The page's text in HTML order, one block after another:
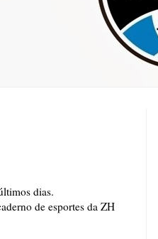
dias.
de esportes da ZH